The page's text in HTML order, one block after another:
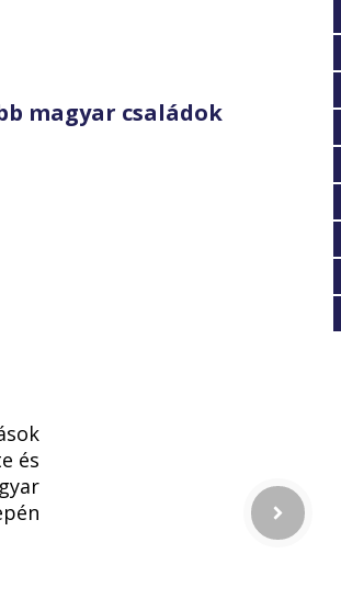
magyar családok
és